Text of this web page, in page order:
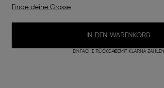
Finde deine Grösse
IN DEN WARENKORB
EINFACHE RÜCKGABEMIT KLARNA ZAHLEN